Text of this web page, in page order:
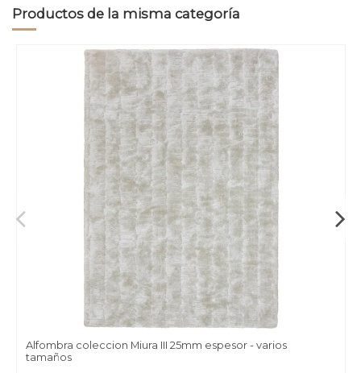
Productos de la misma categoría
Alfombra coleccion Miura III 25mm espesor - varios
tamaños